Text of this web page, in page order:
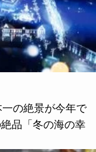
一の絶景が今年で
品「冬の海の幸